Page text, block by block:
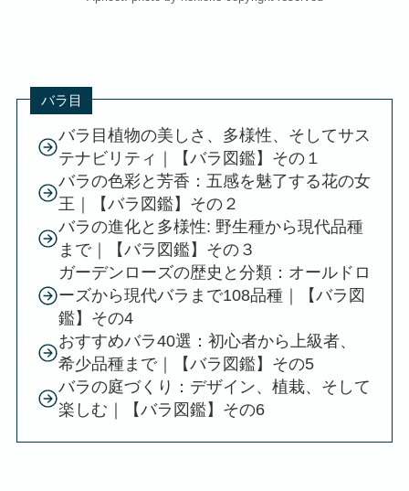
バラ目
バラ目植物の美しさ、多様性、そしてサス
テナビリティ｜【バラ図鑑】その１
バラの色彩と芳香：五感を魅了する花の女
王｜【バラ図鑑】その２
バラの進化と多様性: 野生種から現代品種
まで｜【バラ図鑑】その３
ガーデンローズの歴史と分類：オールドロ
ーズから現代バラまで108品種｜【バラ図
鑑】その4
おすすめバラ40選：初心者から上級者、
希少品種まで｜【バラ図鑑】その5
バラの庭づくり：デザイン、植栽、そして
楽しむ｜【バラ図鑑】その6